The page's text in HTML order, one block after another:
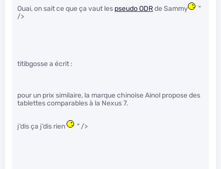
Ouai, on sait ce que ça vaut les pseudo ODRde Sammy
"
/>
titibgosse a écrit :
pour un prix similaire, la marque chinoise Ainol propose des
tablettes comparables à la Nexus 7.
j’dis ça j’dis rien " />